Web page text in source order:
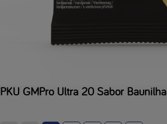
PKU GMPro Ultra 20 Sabor Baunilha